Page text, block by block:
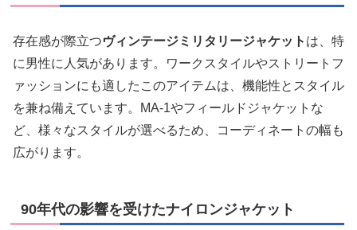
存在感が際立つヴィンテージミリタリージャケット は、特
に男性に人気があります。ワークスタイルやストリートフ
ァッションにも適したこのアイテムは、機能性とスタイル
を兼ね備えています。MA-1やフィールドジャケットな
ど、様々なスタイルが選べるため、コーディネートの幅も
広がります。
90年代の影響を受けたナイロンジャケット